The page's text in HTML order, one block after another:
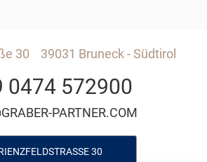
30 39031 Bruneck - Südtirol
0474 572900
PARTNER.COM
30